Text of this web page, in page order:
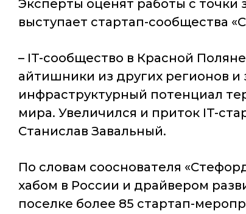
Эксперты оценят работы с точки
выступает стартап-сообщества
– IT-сообщество в Красной
айтишники из других регионов
инфраструктурный потенциал
мира. Увеличился и приток IT-
Станислав Завальный.
По словам сооснователя
хабом в России и драйвером
поселке более 85 стартап-